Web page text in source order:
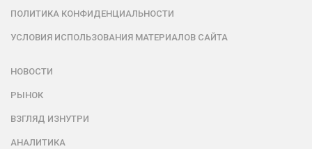
ПОЛИТИКА КОНФИДЕНЦИАЛЬНОСТИ
УСЛОВИЯ ИСПОЛЬЗОВАНИЯ МАТЕРИАЛОВ САЙТА
НОВОСТИ
РЫНОК
ВЗГЛЯД ИЗНУТРИ
АНАЛИТИКА